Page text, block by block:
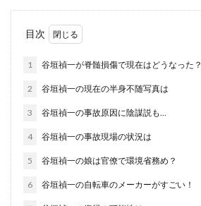
目次
1 谷垣禎一が脊髄損傷で現在はどうなった？
2 谷垣禎一の現在の半身不随写真は
3 谷垣禎一の事故原因に陰謀説も…
4 谷垣禎一の事故現場の状況は
5 谷垣禎一の娘は官僚で環境省務め？
6 谷垣禎一の自転車のメーカーがすごい！